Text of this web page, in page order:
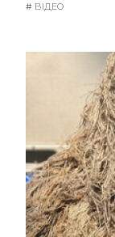
# ВІДЕО